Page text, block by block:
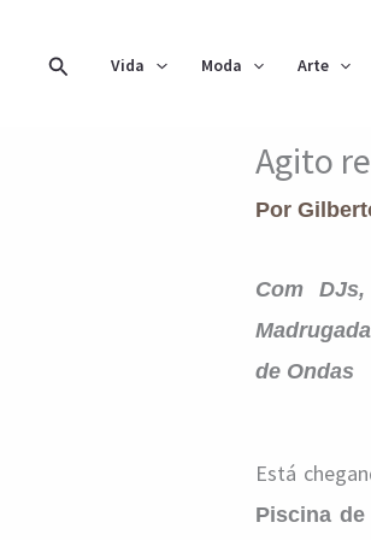
Pesquisar
Vida Moda Arte
Agito
Por
Com
de Ondas
Está
Piscina de